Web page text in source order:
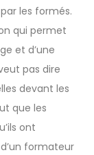
les formés.
qui permet
et d’une
pas dire
devant les
que les
ont
formateur